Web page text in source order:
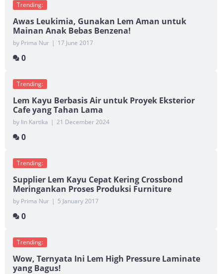
Trending:
Awas Leukimia, Gunakan Lem Aman untuk
Mainan Anak Bebas Benzena!
by Prima Nur | 17 June 2017
0
Trending:
Lem Kayu Berbasis Air untuk Proyek Eksterior
Cafe yang Tahan Lama
by Iin Kartika | 21 December 2024
0
Trending:
Supplier Lem Kayu Cepat Kering Crossbond
Meringankan Proses Produksi Furniture
by Prima Nur | 5 January 2017
0
Trending:
Wow, Ternyata Ini Lem High Pressure Laminate
yang Bagus!